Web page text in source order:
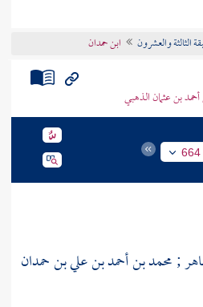
الثالثة والعشرون ابن حمدان
بن عثمان الذهبي
664
; محمد بن أحمد بن علي بن حمدان